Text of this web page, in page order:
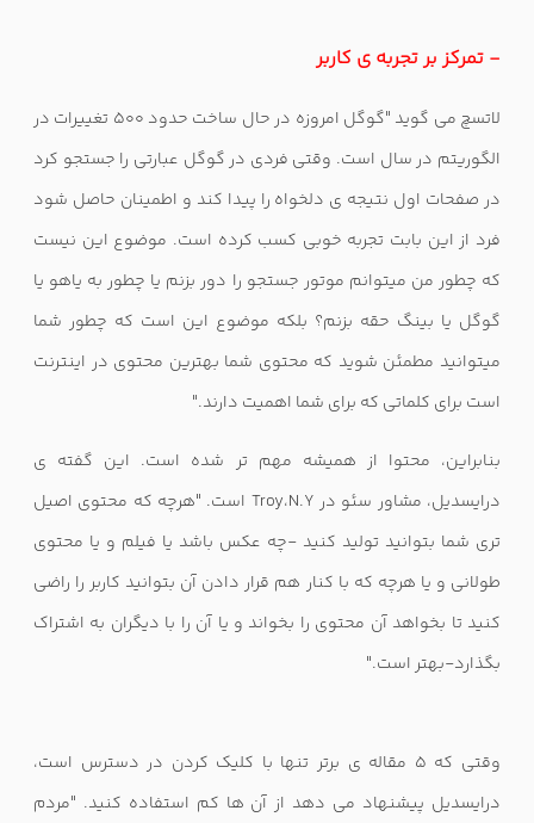
- تمرکز بر تجربه ی کاربر
لاتسچ می گوید "گوگل امروزه در حال ساخت حدود 500 تغییرات در
الگوریتم در سال است. وقتی فردی در گوگل عبارتی را جستجو کرد
در صفحات اول نتیجه ی دلخواه را پیدا کند و اطمینان حاصل شود
فرد از این بابت تجربه خوبی کسب کرده است. موضوع این نیست
که چطور من میتوانم موتور جستجو را دور بزنم یا چطور به یاهو یا
گوگل یا بینگ حقه بزنم؟ بلکه موضوع این است که چطور شما
میتوانید مطمئن شوید که محتوی شما بهترین محتوی در اینترنت
است برای کلماتی که برای شما اهمیت دارند."
بنابراین، محتوا از همیشه مهم تر شده است. این گفته ی
درایسدیل، مشاور سئو در Troy،N.Y است. "هرچه که محتوی اصیل
تری شما بتوانید تولید کنید -چه عکس باشد یا فیلم و یا محتوی
طولانی و یا هرچه که با کنار هم قرار دادن آن بتوانید کاربر را راضی
کنید تا بخواهد آن محتوی را بخواند و یا آن را با دیگران به اشتراک
بگذارد-بهتر است."
وقتی که 5 مقاله ی برتر تنها با کلیک کردن در دسترس است،
درایسدیل پیشنهاد می دهد از آن ها کم استفاده کنید. "مردم